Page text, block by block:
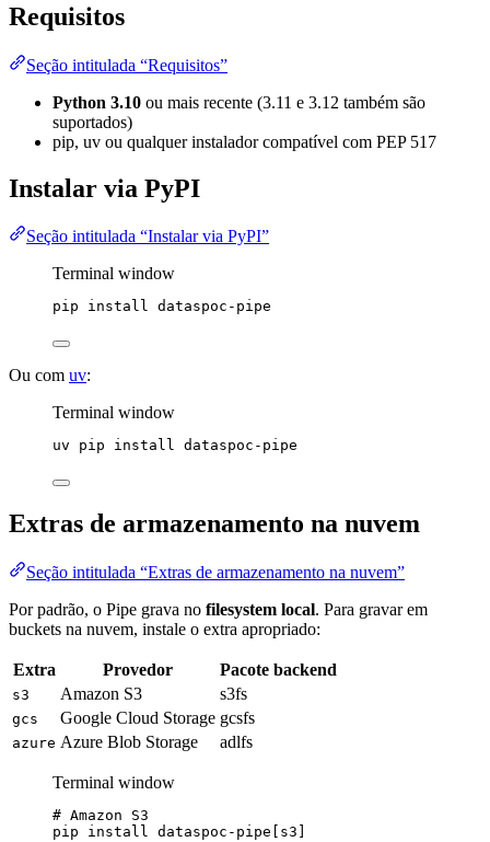
Requisitos
Seção intitulada “Requisitos”
Python 3.10 ou mais recente (3.11 e 3.12 também são
suportados)
pip, uv ou qualquer instalador compatível com PEP 517
Instalar via PyPI
Seção intitulada “Instalar via PyPI”
Terminal window
pip install dataspoc-pipe
Ou com uv:
Terminal window
uv pip install dataspoc-pipe
Extras de armazenamento na nuvem
Seção intitulada “Extras de armazenamento na nuvem”
Por padrão, o Pipe grava no filesystem local. Para gravar em
buckets na nuvem, instale o extra apropriado:
Extra Provedor Pacote backend
s3 Amazon S3 s3fs
gcs Google Cloud Storage gcsfs
azure Azure Blob Storage adlfs
Terminal window
# Amazon S3
pip
install dataspoc-pipe[s3]